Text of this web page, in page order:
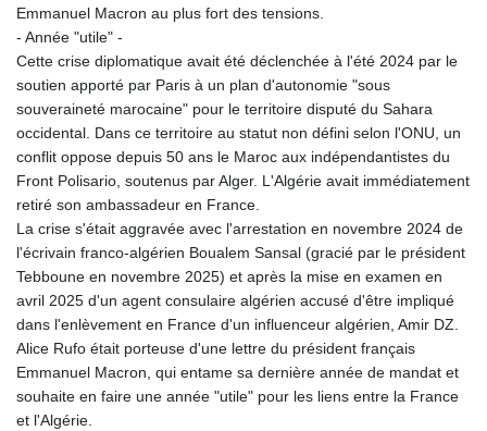
Emmanuel Macron au plus fort des tensions.
- Année "utile" -
Cette crise diplomatique avait été déclenchée à l'été 2024 par le
soutien apporté par Paris à un plan d'autonomie "sous
souveraineté marocaine" pour le territoire disputé du Sahara
occidental. Dans ce territoire au statut non défini selon l'ONU, un
conflit oppose depuis 50 ans le Maroc aux indépendantistes du
Front Polisario, soutenus par Alger. L'Algérie avait immédiatement
retiré son ambassadeur en France.
La crise s'était aggravée avec l'arrestation en novembre 2024 de
l'écrivain franco-algérien Boualem Sansal (gracié par le président
Tebboune en novembre 2025) et après la mise en examen en
avril 2025 d'un agent consulaire algérien accusé d'être impliqué
dans l'enlèvement en France d'un influenceur algérien, Amir DZ.
Alice Rufo était porteuse d'une lettre du président français
Emmanuel Macron, qui entame sa dernière année de mandat et
souhaite en faire une année "utile" pour les liens entre la France
et l'Algérie.